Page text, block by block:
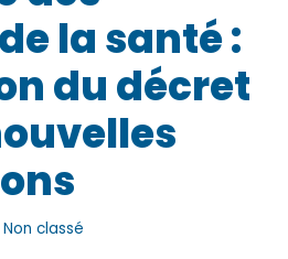
la santé :
du décret
Non classé